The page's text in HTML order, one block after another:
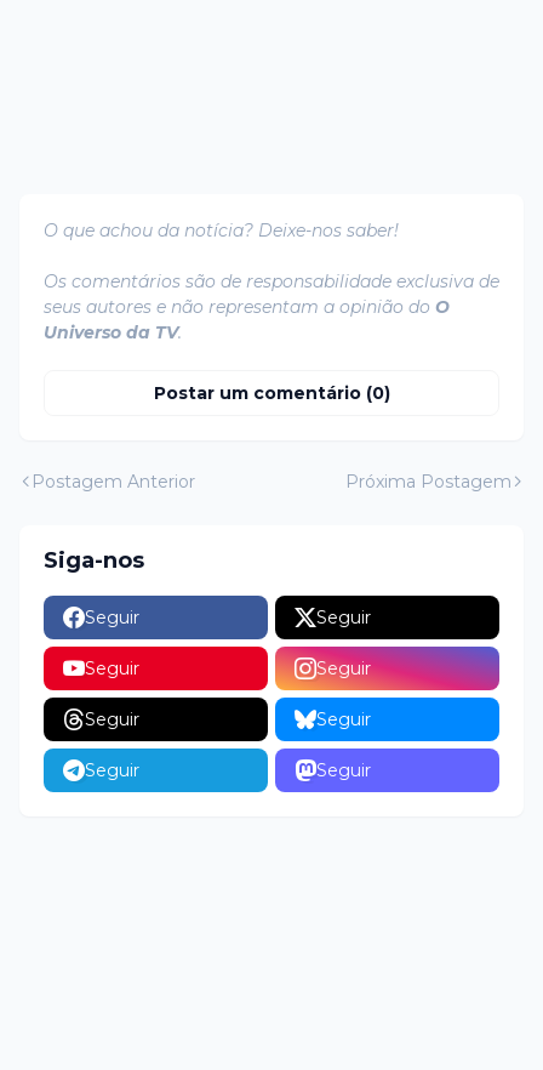
O que achou da notícia? Deixe-nos saber!
Os comentários são de responsabilidade exclusiva de
seus autores e não representam a opinião do O
Universo da TV.
Postar um comentário (0)
Postagem Anterior Próxima Postagem
Siga-nos
Seguir Seguir
Seguir Seguir
Seguir Seguir
Seguir Seguir